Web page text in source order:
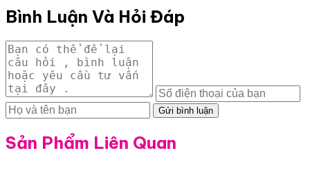
Bình Luận Và Hỏi Đáp
Gửi bình luận
Sản Phẩm Liên Quan